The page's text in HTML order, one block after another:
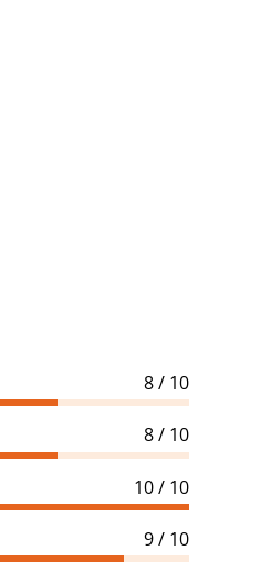
8 / 10
8 / 10
10 / 10
9 / 10